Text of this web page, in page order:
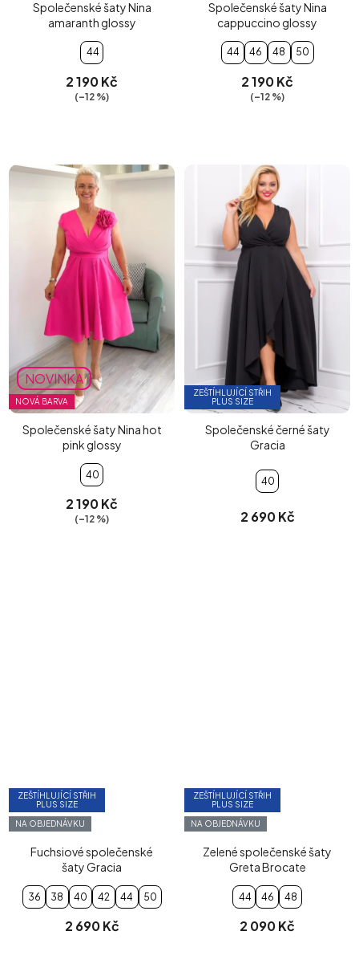
Společenské šaty Nina
amaranth glossy
44
2 190 Kč
(–12 %)
Společenské šaty Nina
cappuccino glossy
44 46 48 50
2 190 Kč
(–12 %)
NOVINKA
NOVÁ BARVA
Společenské šaty Nina hot
pink glossy
40
2 190 Kč
(–12 %)
ZEŠTÍHLUJÍCÍ STŘIH
PLUS SIZE
Společenské černé šaty
Gracia
40
2 690 Kč
ZEŠTÍHLUJÍCÍ STŘIH
PLUS SIZE
NA OBJEDNÁVKU
Fuchsiové společenské
šaty Gracia
36 38 40 42 44 50
2 690 Kč
ZEŠTÍHLUJÍCÍ STŘIH
PLUS SIZE
NA OBJEDNÁVKU
Zelené společenské šaty
Greta Brocate
44 46 48
2 090 Kč